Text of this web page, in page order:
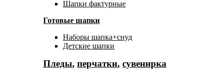
Шапки фактурные
Готовые шапки
Наборы шапка+снуд
Детские шапки
Пледы, перчатки, сувенирка